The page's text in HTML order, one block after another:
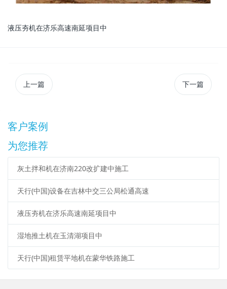
液压夯机在济乐高速南延项目中
上一篇 下一篇
客户案例
为您推荐
灰土拌和机在济南220改扩建中施工
天行(中国)设备在吉林中交三公局松通高速
液压夯机在济乐高速南延项目中
湿地推土机在玉清湖项目中
天行(中国)租赁平地机在蒙华铁路施工